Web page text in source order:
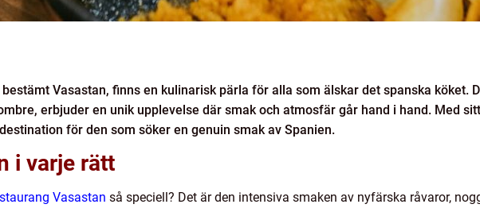
Vasastan, finns en kulinarisk pärla för alla som älskar det spanska köket.
erbjuder en unik upplevelse där smak och atmosfär går hand i hand. Med
för den som söker en genuin smak av Spanien.
i varje rätt
Vasastan så speciell? Det är den intensiva smaken av nyfärska råvaror,